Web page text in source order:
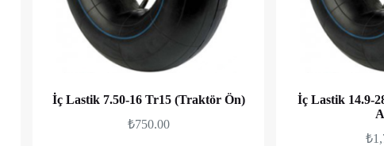
İç Lastik 7.50-16 Tr15 (Traktör Ön)
₺750.00
İç Lastik 14.9-
₺